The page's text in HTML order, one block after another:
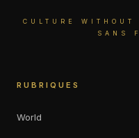
CULTURE
SANS
RUBRIQUES
World